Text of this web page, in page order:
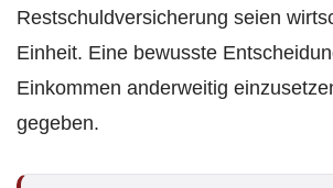
Restschuldversicherung seien
Einheit. Eine bewusste
Einkommen anderweitig
gegeben.